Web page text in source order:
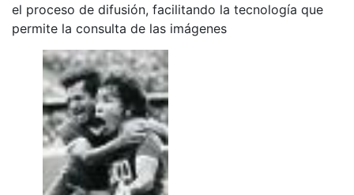
el proceso de difusión, facilitando la tecnología que
permite la consulta de las imágenes